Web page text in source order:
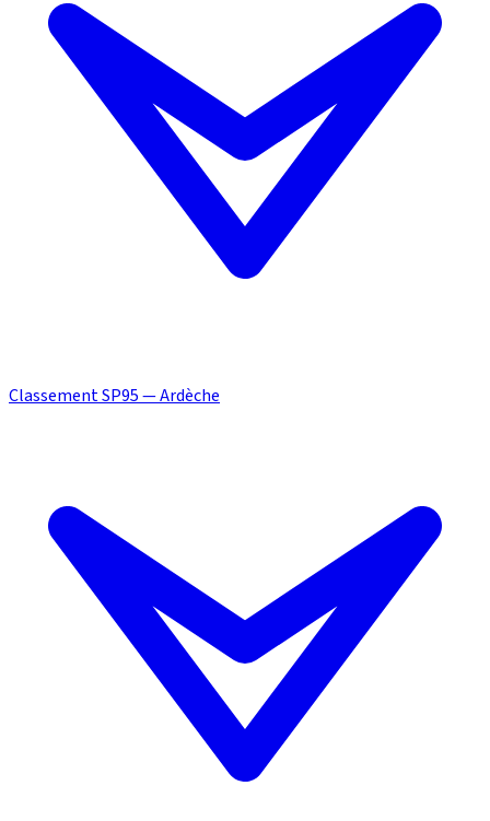
Classement SP95 — Ardèche